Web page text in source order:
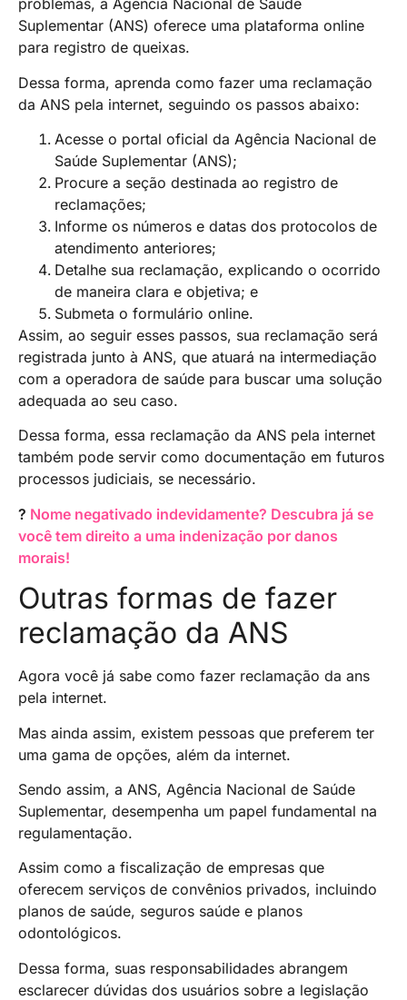
problemas, a Agência Nacional de Saúde
Suplementar (ANS) oferece uma plataforma online
para registro de queixas.
Dessa forma, aprenda como fazer uma reclamação
da ANS pela internet, seguindo os passos abaixo:
Acesse o portal oficial da Agência Nacional de
Saúde Suplementar (ANS);
Procure a seção destinada ao registro de
reclamações;
Informe os números e datas dos protocolos de
atendimento anteriores;
Detalhe sua reclamação, explicando o ocorrido
de maneira clara e objetiva; e
Submeta o formulário online.
Assim, ao seguir esses passos, sua reclamação será
registrada junto à ANS, que atuará na intermediação
com a operadora de saúde para buscar uma solução
adequada ao seu caso.
Dessa forma, essa reclamação da ANS pela internet
também pode servir como documentação em futuros
processos judiciais, se necessário.
? Nome negativado indevidamente? Descubra já se
você tem direito a uma indenização por danos
morais!
Outras formas de fazer
reclamação da ANS
Agora você já sabe como fazer reclamação da ans
pela internet.
Mas ainda assim, existem pessoas que preferem ter
uma gama de opções, além da internet.
Sendo assim, a ANS, Agência Nacional de Saúde
Suplementar, desempenha um papel fundamental na
regulamentação.
Assim como a fiscalização de empresas que
oferecem serviços de convênios privados, incluindo
planos de saúde, seguros saúde e planos
odontológicos.
Dessa forma, suas responsabilidades abrangem
esclarecer dúvidas dos usuários sobre a legislação